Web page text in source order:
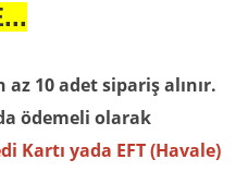
10 adet sipariş alınır.
ödemeli olarak
Kartı yada EFT (Havale)